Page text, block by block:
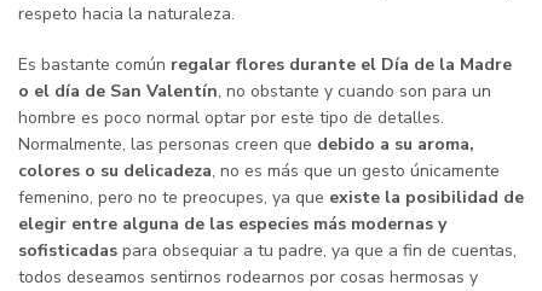
respeto hacia la naturaleza.
Es bastante común regalar flores durante el Día de la Madre
o el día de San Valentín, no obstante y cuando son para un
hombre es poco normal optar por este tipo de detalles.
Normalmente, las personas creen que debido a su aroma,
colores o su delicadeza, no es más que un gesto únicamente
femenino, pero no te preocupes, ya que existe la posibilidad de
elegir entre alguna de las especies más modernas y
sofisticadas para obsequiar a tu padre, ya que a fin de cuentas,
todos deseamos sentirnos rodearnos por cosas hermosas y